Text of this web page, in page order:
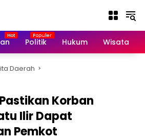
Politik Hukum Wisata
Daerah
Korban
Ilir Dapat
Pemkot